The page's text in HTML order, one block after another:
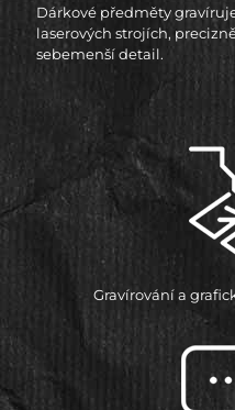
Dárkové předměty
laserových strojích,
sebemenší detail.
Gravírování a